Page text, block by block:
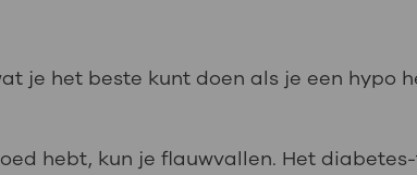
je het beste kunt doen als je een hypo
hebt, kun je flauwvallen. Het